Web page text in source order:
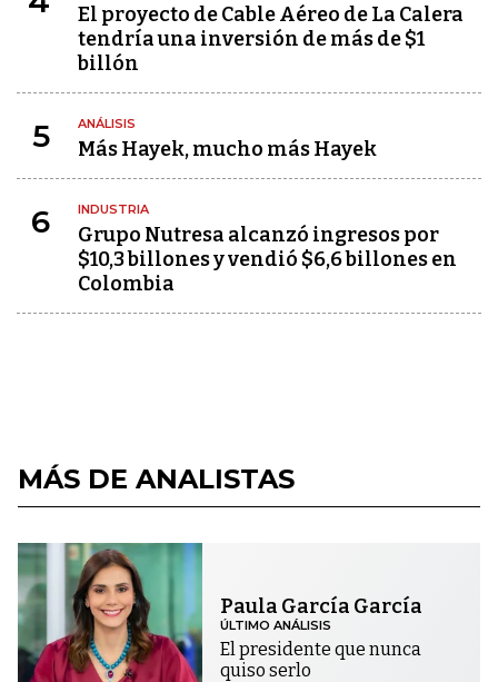
El proyecto de Cable Aéreo de La Calera
tendría una inversión de más de $1
billón
5 ANÁLISIS
Más Hayek, mucho más Hayek
6 INDUSTRIA
Grupo Nutresa alcanzó ingresos por
$10,3 billones y vendió $6,6 billones en
Colombia
MÁS DE ANALISTAS
Paula García García
ÚLTIMO ANÁLISIS
El presidente que nunca
quiso serlo